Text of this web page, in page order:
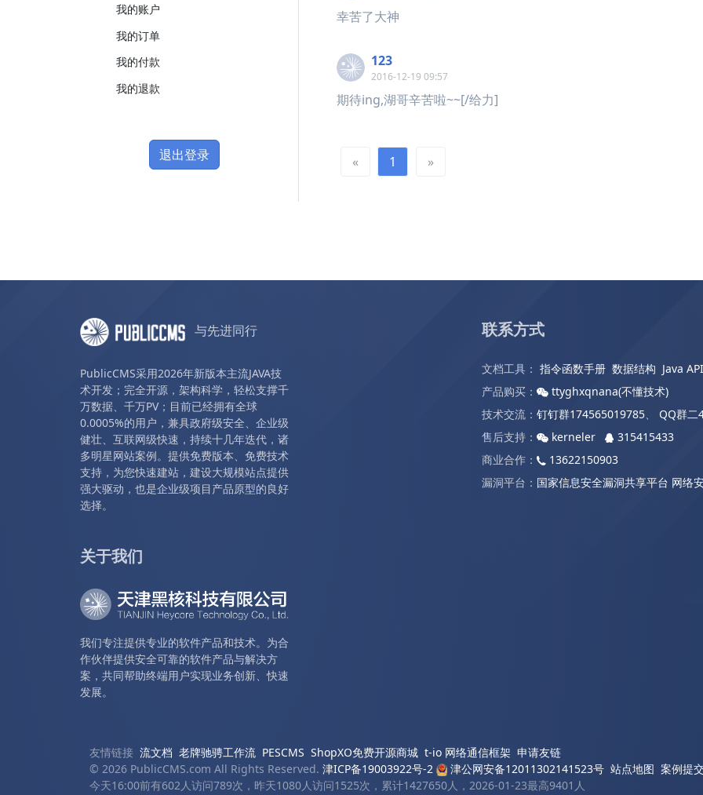
我的账户
我的订单
我的付款
我的退款
退出登录
幸苦了大神
123
2016-12-19 09:57
期待ing,湖哥辛苦啦~~[/给力]
« 1 »
与先进同行
PublicCMS采用2026年新版本主流JAVA技
术开发；完全开源，架构科学，轻松支撑千
万数据、千万PV；目前已经拥有全球
0.0005%的用户，兼具政府级安全、企业级
健壮、互联网级快速，持续十几年迭代，诸
多明星网站案例。提供免费版本、免费技术
支持，为您快速建站，建设大规模站点提供
强大驱动，也是企业级项目产品原型的良好
选择。
联系方式
文档工具： 指令函数手册 数据结构 Java API
产品购买：
ttyghxqnana(不懂技术)
技术交流： 钉钉群174565019785、 QQ群二
售后支持：
kerneler
315415433
商业合作：
13622150903
漏洞平台： 国家信息安全漏洞共享平台 网络
关于我们
我们专注提供专业的软件产品和技术。为合
作伙伴提供安全可靠的软件产品与解决方
案，共同帮助终端用户实现业务创新、快速
发展。
友情链接 流文档 老牌驰骋工作流 PESCMS ShopXO免费开源商城 t-io 网络通信框架 申请友链
© 2026 PublicCMS.com All Rights Reserved. 津ICP备19003922号-2 津公网安备12011302141523号 站点地图 案例提
今天16:00前有602人访问789次，昨天1080人访问1525次，累计1427650人，2026-01-23最高9401人